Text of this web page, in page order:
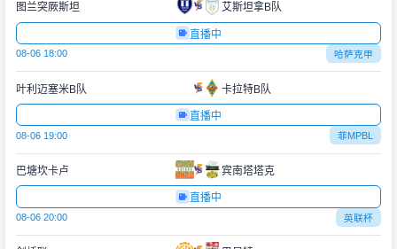
图兰突厥斯坦 艾斯坦拿B队
直播中
08-06 18:00 哈萨克甲
叶利迈塞米B队 卡拉特B队
直播中
08-06 19:00 菲MPBL
巴塘坎卡卢 宾南塔塔克
直播中
08-06 20:00 英联杯